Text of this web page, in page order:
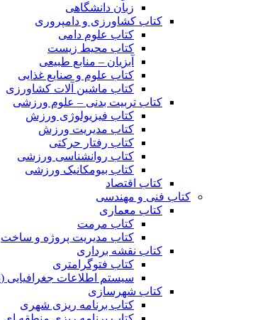
زبان دانشگاهی
کتاب کشاورزی و دامپروری
کتاب علوم دامی
کتاب محیط زیست
آبزیان – منابع طبیعی
کتاب علوم و صنایع غذایی
کتاب ماشین آلات کشاورزی
کتاب تربیت بدنی – علوم ورزشی
کتاب فیزیولوژی ورزش
کتاب مدیریت ورزش
کتاب رفتار حرکتی
کتاب روانشناسی ورزشی
کتاب بیومکانیک ورزشی
کتاب اقتصاد
کتاب فنی و مهندسی
کتاب معماری
کتاب مرمت
کتاب مدیریت پروژه و ساخت
کتاب نقشه برداری
کتاب فتوگرامتری
سیستم اطلاعات جغرافیایی (GIS)
کتاب شهرسازی
کتاب برنامه ریزی شهری